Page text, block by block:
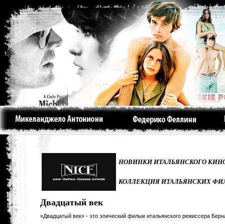
НОВИНКИ ИТАЛЬЯНСКОГО
КОЛЛЕКЦИЯ ИТАЛЬЯНСКИХ
Двадцатый век
«Двадцатый век» - это эпический фильм итальянского режиссера